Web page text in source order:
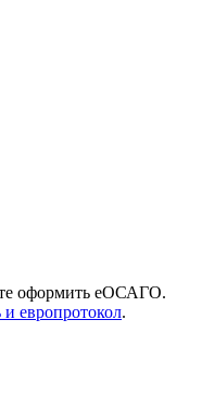
оформить еОСАГО.
европротокол.